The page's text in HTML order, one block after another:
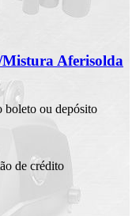
Aferisolda
boleto ou depósito
de crédito